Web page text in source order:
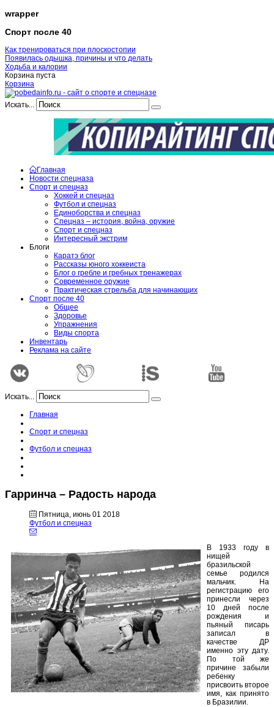
wrapper
Спорт после 40
Как тренироваться при плоскостопии
Появилась одышка, причины и что делать
Ходьба и калории
Корзина пуста
Корзина
Искать...
Главная
Новости спецназа
Спорт и спецназ
Хоккей и спецназ
Футбол и спецназ
Единоборства и спецназ
Спецназ – история, война, оружие
Спорт и спецназ
Интересный экстрим
Блоги
Каратэ блог
Рассказы юного хоккеиста
Блог о гребле и гребных тренажерах
Современное оружие
Практическая стрельба для начинающих
Спорт после 40
Общее
Здоровье
Упражнения
Виды спорта
Инвентарь
Реклама на сайте
Искать...
Главная
Спорт и спецназ
Футбол и спецназ
Гарринча – Радость народа
Пятница, июнь 01 2018
Футбол и спецназ
В 1933 году в
нищей
бразильской
семье родился
мальчик. На
регистрацию его
принесли через
10 дней после
рождения и
пьяный писарь
записал в
качестве ДР
именно эту дату.
По той же
причине забыли
ребенку
присвоить второе
имя, как принято
в Бразилии.